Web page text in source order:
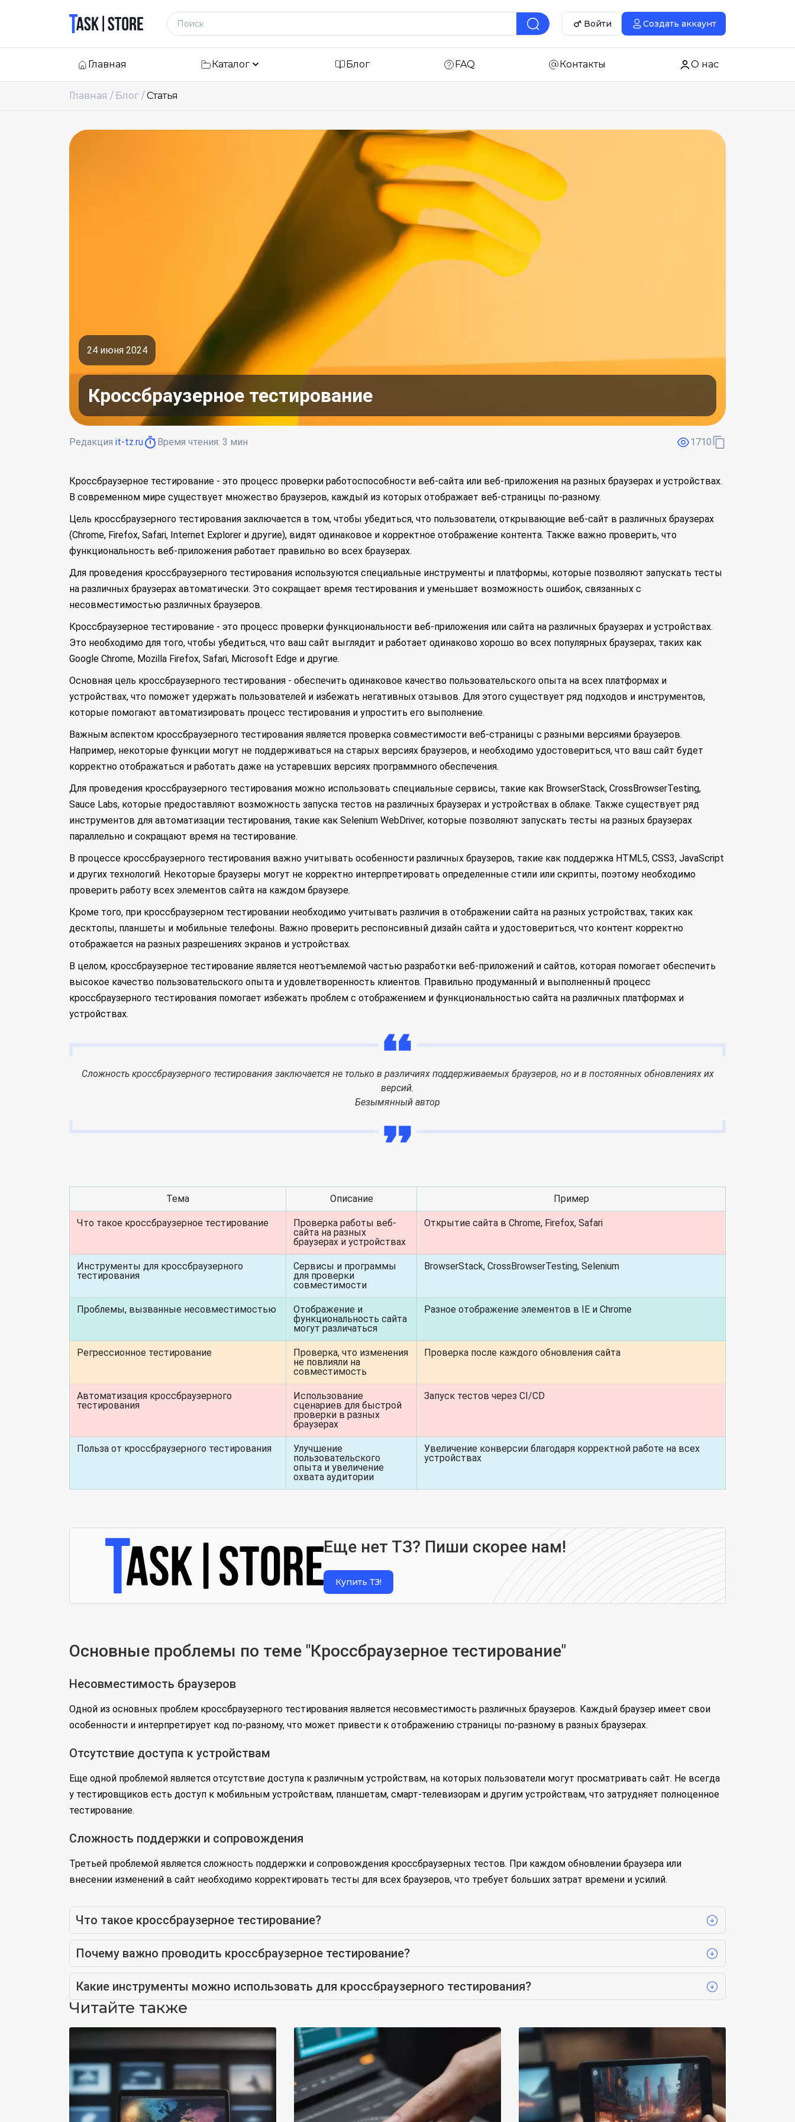
Логотип
Поиск по сайту
Войти Создать аккаунт
Главная Каталог Блог FAQ Контакты О нас
Главная Блог Статья
24 июня 2024
Кроссбраузерное тестирование
Редакция it-tz.ru Время чтения: 3 мин 1710
Кроссбраузерное тестирование - это процесс проверки работоспособности веб-сайта или веб-приложения на разных браузерах и устройствах.
В современном мире существует множество браузеров, каждый из которых отображает веб-страницы по-разному.
Цель кроссбраузерного тестирования заключается в том, чтобы убедиться, что пользователи, открывающие веб-сайт в различных браузерах
(Chrome, Firefox, Safari, Internet Explorer и другие), видят одинаковое и корректное отображение контента. Также важно проверить, что
функциональность веб-приложения работает правильно во всех браузерах.
Для проведения кроссбраузерного тестирования используются специальные инструменты и платформы, которые позволяют запускать тесты
на различных браузерах автоматически. Это сокращает время тестирования и уменьшает возможность ошибок, связанных с
несовместимостью различных браузеров.
Кроссбраузерное тестирование - это процесс проверки функциональности веб-приложения или сайта на различных браузерах и устройствах.
Это необходимо для того, чтобы убедиться, что ваш сайт выглядит и работает одинаково хорошо во всех популярных браузерах, таких как
Google Chrome, Mozilla Firefox, Safari, Microsoft Edge и другие.
Основная цель кроссбраузерного тестирования - обеспечить одинаковое качество пользовательского опыта на всех платформах и
устройствах, что поможет удержать пользователей и избежать негативных отзывов. Для этого существует ряд подходов и инструментов,
которые помогают автоматизировать процесс тестирования и упростить его выполнение.
Важным аспектом кроссбраузерного тестирования является проверка совместимости веб-страницы с разными версиями браузеров.
Например, некоторые функции могут не поддерживаться на старых версиях браузеров, и необходимо удостовериться, что ваш сайт будет
корректно отображаться и работать даже на устаревших версиях программного обеспечения.
Для проведения кроссбраузерного тестирования можно использовать специальные сервисы, такие как BrowserStack, CrossBrowserTesting,
Sauce Labs, которые предоставляют возможность запуска тестов на различных браузерах и устройствах в облаке. Также существует ряд
инструментов для автоматизации тестирования, такие как Selenium WebDriver, которые позволяют запускать тесты на разных браузерах
параллельно и сокращают время на тестирование.
В процессе кроссбраузерного тестирования важно учитывать особенности различных браузеров, такие как поддержка HTML5, CSS3, JavaScript
и других технологий. Некоторые браузеры могут не корректно интерпретировать определенные стили или скрипты, поэтому необходимо
проверить работу всех элементов сайта на каждом браузере.
Кроме того, при кроссбраузерном тестировании необходимо учитывать различия в отображении сайта на разных устройствах, таких как
десктопы, планшеты и мобильные телефоны. Важно проверить респонсивный дизайн сайта и удостовериться, что контент корректно
отображается на разных разрешениях экранов и устройствах.
В целом, кроссбраузерное тестирование является неотъемлемой частью разработки веб-приложений и сайтов, которая помогает обеспечить
высокое качество пользовательского опыта и удовлетворенность клиентов. Правильно продуманный и выполненный процесс
кроссбраузерного тестирования помогает избежать проблем с отображением и функциональностью сайта на различных платформах и
устройствах.
Сложность кроссбраузерного тестирования заключается не только в различиях поддерживаемых браузеров, но и в постоянных обновлениях их
версий.
Безымянный автор
Тема Описание Пример
Что такое кроссбраузерное тестирование
Проверка работы веб-
сайта на разных
браузерах и устройствах
Открытие сайта в Chrome, Firefox, Safari
Инструменты для кроссбраузерного
тестирования
Сервисы и программы
для проверки
совместимости
BrowserStack, CrossBrowserTesting, Selenium
Проблемы, вызванные несовместимостью
Отображение и
функциональность сайта
могут различаться
Разное отображение элементов в IE и Chrome
Регрессионное тестирование
Проверка, что изменения
не повлияли на
совместимость
Проверка после каждого обновления сайта
Автоматизация кроссбраузерного
тестирования
Использование
сценариев для быстрой
проверки в разных
браузерах
Запуск тестов через CI/CD
Польза от кроссбраузерного тестирования
Улучшение
пользовательского
опыта и увеличение
охвата аудитории
Увеличение конверсии благодаря корректной работе на всех
устройствах
Еще нет ТЗ? Пиши скорее нам!
Купить ТЗ!
Основные проблемы по теме "Кроссбраузерное тестирование"
Несовместимость браузеров
Одной из основных проблем кроссбраузерного тестирования является несовместимость различных браузеров. Каждый браузер имеет свои
особенности и интерпретирует код по-разному, что может привести к отображению страницы по-разному в разных браузерах.
Отсутствие доступа к устройствам
Еще одной проблемой является отсутствие доступа к различным устройствам, на которых пользователи могут просматривать сайт. Не всегда
у тестировщиков есть доступ к мобильным устройствам, планшетам, смарт-телевизорам и другим устройствам, что затрудняет полноценное
тестирование.
Сложность поддержки и сопровождения
Третьей проблемой является сложность поддержки и сопровождения кроссбраузерных тестов. При каждом обновлении браузера или
внесении изменений в сайт необходимо корректировать тесты для всех браузеров, что требует больших затрат времени и усилий.
Что такое кроссбраузерное тестирование?
Почему важно проводить кроссбраузерное тестирование?
Какие инструменты можно использовать для кроссбраузерного тестирования?
Читайте также